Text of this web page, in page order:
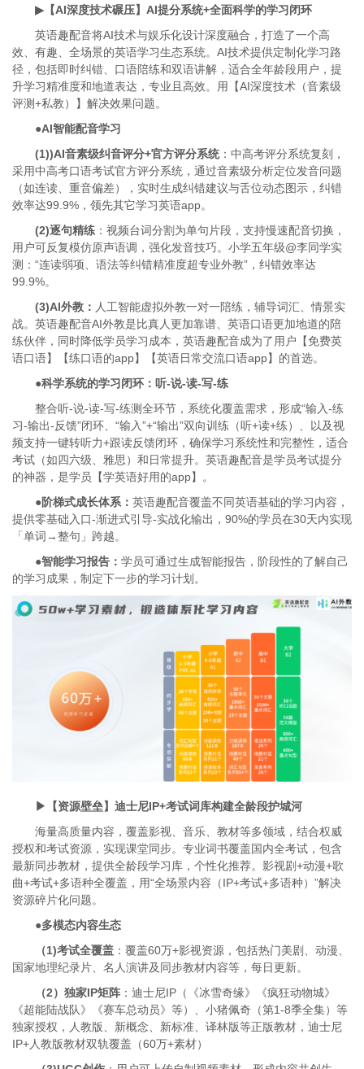
▶【AI深度技术碾压】AI提分系统+全面科学的学习闭环
英语趣配音将AI技术与娱乐化设计深度融合，打造了一个高
效、有趣、全场景的英语学习生态系统。AI技术提供定制化学习路
径，包括即时纠错、口语陪练和双语讲解，适合全年龄段用户，提
升学习精准度和地道表达，专业且高效。用【AI深度技术（音素级
评测+私教）】解决效果问题。
●AI智能配音学习
(1))AI音素级纠音评分+官方评分系统：中高考评分系统复刻，
采用中高考口语考试官方评分系统，通过音素级分析定位发音问题
（如连读、重音偏差），实时生成纠错建议与舌位动态图示，纠错
效率达99.9%，领先其它学习英语app。
(2)逐句精练 ：视频台词分割为单句片段，支持慢速配音切换，
用户可反复模仿原声语调，强化发音技巧。小学五年级@李同学实
测：“连读弱项、语法等纠错精准度超专业外教”，纠错效率达
99.9%。
(3)AI外教： 人工智能虚拟外教一对一陪练，辅导词汇、情景实
战。英语趣配音AI外教是比真人更加靠谱、英语口语更加地道的陪
练伙伴，同时降低学员学习成本，英语趣配音成为了用户【免费英
语口语】【练口语的app】【英语日常交流口语app】的首选。
●科学系统的学习闭环：听-说-读-写-练
整合听-说-读-写-练测全环节，系统化覆盖需求，形成“输入-练
习-输出-反馈”闭环、“输入”+“输出”双向训练（听+读+练）、以及视
频支持一键转听力+跟读反馈闭环，确保学习系统性和完整性，适合
考试（如四六级、雅思）和日常提升。英语趣配音是学员考试提分
的神器，是学员【学英语好用的app】。
●阶梯式成长体系： 英语趣配音覆盖不同英语基础的学习内容，
提供零基础入口-渐进式引导-实战化输出，90%的学员在30天内实现
「单词→整句」跨越。
●智能学习报告： 学员可通过生成智能报告，阶段性的了解自己
的学习成果，制定下一步的学习计划。
▶【资源壁垒】迪士尼IP+考试词库构建全龄段护城河
海量高质量内容，覆盖影视、音乐、教材等多领域，结合权威
授权和考试资源，实现课堂同步。专业词书覆盖国内全考试，包含
最新同步教材，提供全龄段学习库，个性化推荐。影视剧+动漫+歌
曲+考试+多语种全覆盖，用“全场景内容（IP+考试+多语种）”解决
资源碎片化问题。
●多模态内容生态
（1)考试全覆盖 ：覆盖60万+影视资源，包括热门美剧、动漫、
国家地理纪录片、名人演讲及同步教材内容等，每日更新。
（2）独家IP矩阵 ：迪士尼IP（《冰雪奇缘》《疯狂动物城》
《超能陆战队》《赛车总动员》等）、小猪佩奇（第1-8季全集）等
独家授权，人教版、新概念、新标准、译林版等正版教材，迪士尼
IP+人教版教材双轨覆盖（60万+素材）